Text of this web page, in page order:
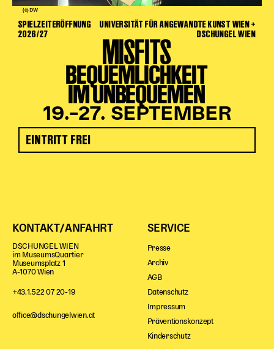
(c) DW
SPIELZEITERÖFFNUNG
2026/27
UNIVERSITÄT FÜR ANGEWANDTE KUNST WIEN +
DSCHUNGEL WIEN
MISFITS
BEQUEMLICHKEIT
IM UNBEQUEMEN
19.–27. SEPTEMBER
EINTRITT FREI
KONTAKT/ANFAHRT
DSCHUNGEL WIEN
im MuseumsQuartier
Museumsplatz 1
A-1070 Wien
+43.1.522 07 20-19
office@dschungelwien.at
SERVICE
Presse
Archiv
AGB
Datenschutz
Impressum
Präventionskonzept
Kinderschutz